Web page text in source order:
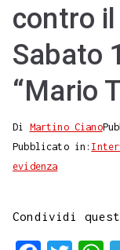
contro
Sabato
“Mario
Di Martino Ciano
Pubblicato in:
evidenza
Condividi